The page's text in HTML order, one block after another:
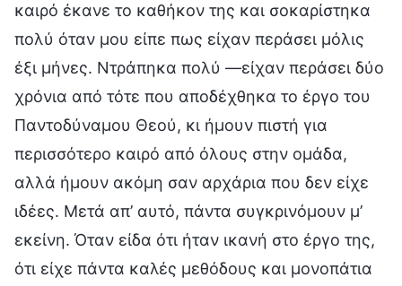
καιρό έκανε το καθήκον της και σοκαρίστηκα
πολύ όταν μου είπε πως είχαν περάσει μόλις
έξι μήνες. Ντράπηκα πολύ —είχαν περάσει δύο
χρόνια από τότε που αποδέχθηκα το έργο του
Παντοδύναμου Θεού, κι ήμουν πιστή για
περισσότερο καιρό από όλους στην ομάδα,
αλλά ήμουν ακόμη σαν αρχάρια που δεν είχε
ιδέες. Μετά απ’ αυτό, πάντα συγκρινόμουν μ’
εκείνη. Όταν είδα ότι ήταν ικανή στο έργο της,
ότι είχε πάντα καλές μεθόδους και μονοπάτια